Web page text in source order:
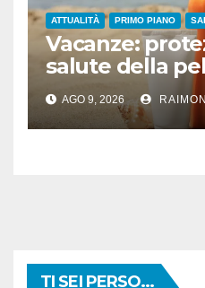
ATTUALITÀ PRIMO PIANO
Vacanze:
salute della
dicono le
scientifiche
AGO 9, 2026
TI SEI PERSO...